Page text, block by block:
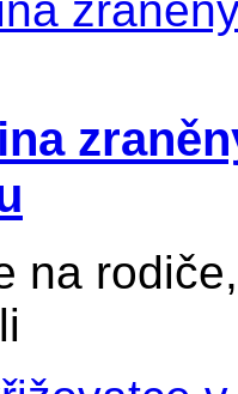
na